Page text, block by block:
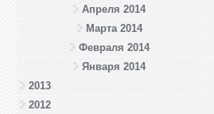
Апреля 2014
Марта 2014
Февраля 2014
Января 2014
2013
2012